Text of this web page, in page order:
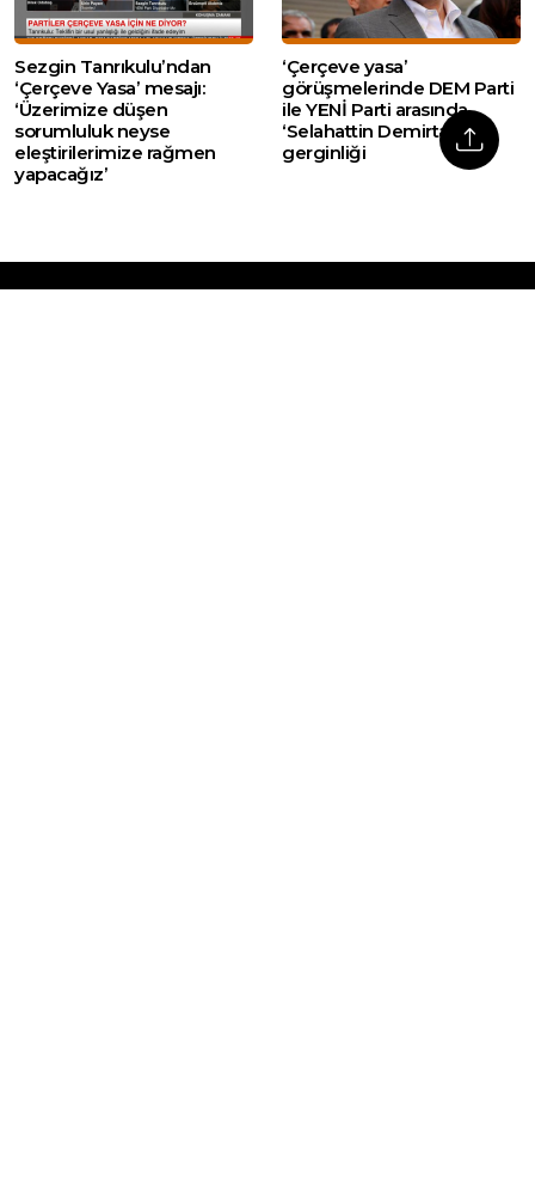
Sezgin Tanrıkulu’ndan
‘Çerçeve Yasa’ mesajı:
‘Üzerimize düşen
sorumluluk neyse
eleştirilerimize rağmen
yapacağız’
‘Çerçeve yasa’
görüşmelerinde DEM Parti
ile YENİ Parti arasında
‘Selahattin Demirtaş’
gerginliği